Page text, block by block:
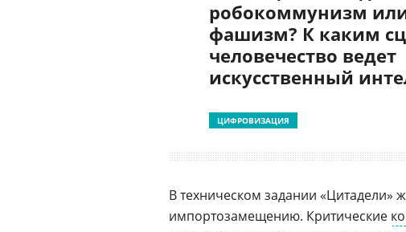
робокоммунизм
фашизм? К каким
человечество ведет
искусственный
ЦИФРОВИЗАЦИЯ
В техническом задании «Цитадели»
импортозамещению. Критические